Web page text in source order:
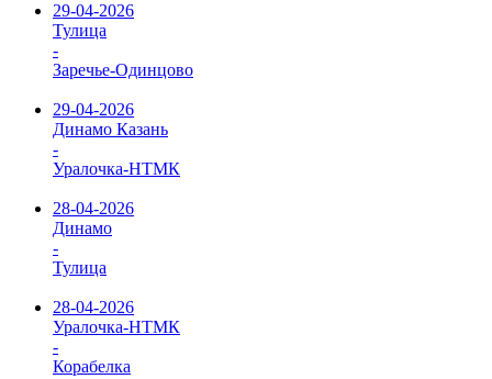
29-04-2026
Тулица
-
Заречье-Одинцово
29-04-2026
Динамо Казань
-
Уралочка-НТМК
28-04-2026
Динамо
-
Тулица
28-04-2026
Уралочка-НТМК
-
Корабелка